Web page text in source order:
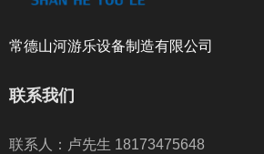
常德山河游乐设备制造有限公司
联系我们
联系人：卢先生 18173475648